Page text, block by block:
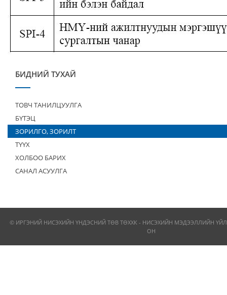
БИДНИЙ ТУХАЙ
ТОВЧ ТАНИЛЦУУЛГА
БҮТЭЦ
ЗОРИЛГО, ЗОРИЛТ
ТҮҮХ
ХОЛБОО БАРИХ
САНАЛ АСУУЛГА
© ИРГЭНИЙ НИСЭХИЙН ҮНДЭСНИЙ ТӨВ ТӨХХК - НИСЭХИЙН МЭДЭЭЛЛИЙН
ОН